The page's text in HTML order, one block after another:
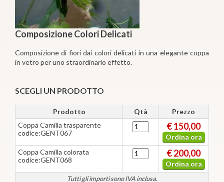
Composizione Colori Delicati
Composizione di fiori dai colori delicati in una elegante coppa
in vetro per uno straordinario effetto.
SCEGLI UN PRODOTTO
Prodotto Qtà Prezzo
Tutti gli importi sono IVA inclusa.
Coppa Camilla trasparente
codice:GENT067
€ 150,00
Ordina ora
Coppa Camilla colorata
codice:GENT068
€ 200,00
Ordina ora